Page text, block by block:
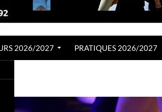
DU TANGO
2026/2027 PRATIQUES 2026/2027